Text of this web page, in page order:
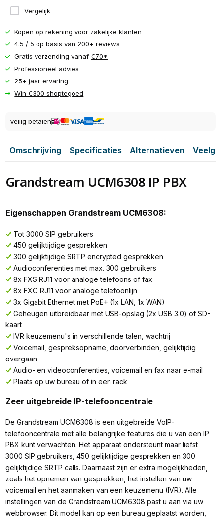
Vergelijk
Kopen op rekening voor zakelijke klanten
4.5 / 5 op basis van 200+ reviews
Gratis verzending vanaf€70*
Professioneel advies
25+ jaar ervaring
Win €300 shoptegoed
Veilig betalen
Omschrijving Specificaties Alternatieven
Grandstream UCM6308 IP PBX
Eigenschappen Grandstream UCM6308:
Tot 3000 SIP gebruikers
450 gelijktijdige gesprekken
300 gelijktijdige SRTP encrypted gesprekken
Audioconferenties met max. 300 gebruikers
8x FXS RJ11 voor analoge telefoons of fax
8x FXO RJ11 voor analoge telefoonlijn
3x Gigabit Ethernet met PoE+ (1x LAN, 1x WAN)
Geheugen uitbreidbaar met USB-opslag (2x USB 3.0) of SD-
kaart
IVR keuzemenu's in verschillende talen, wachtrij
Voicemail, gespreksopname, doorverbinden, gelijktijdig
overgaan
Audio- en videoconferenties, voicemail en fax naar e-mail
Plaats op uw bureau of in een rack
Zeer uitgebreide IP-telefooncentrale
De Grandstream UCM6308 is een uitgebreide VoIP-
telefooncentrale met alle belangrijke features die u van een IP
PBX kunt verwachten. Het apparaat ondersteunt maar liefst
3000 SIP gebruikers, 450 gelijktijdige gesprekken en 300
gelijktijdige SRTP calls. Daarnaast zijn er extra mogelijkheden,
zoals het opnemen van gesprekken, het instellen van uw
voicemail en het aanmaken van een keuzemenu (IVR). Alle
instellingen van de Grandstream UCM6308 past u aan via uw
webbrowser. Dit model kan op een bureau geplaatst worden,